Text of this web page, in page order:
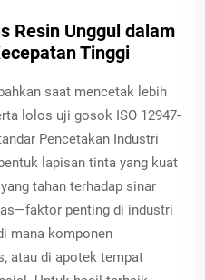
Resin Unggul dalam
Tinggi
saat mencetak lebih
lolos uji gosok ISO 12947-
Pencetakan Industri
lapisan tinta yang kuat
tahan terhadap sinar
penting di industri
mana komponen
atau di apotek tempat